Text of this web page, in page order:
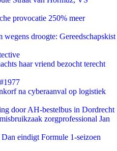
provocatie 250% meer
wegens droogte: Gereedschapskist
haar vriend bezocht terecht
na cyberaanval op logistiek
door AH-bestelbus in Dordrecht
zorgprofessional Jan
eindigt Formule 1-seizoen